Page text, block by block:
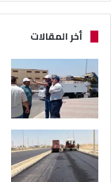
أخر المقالات